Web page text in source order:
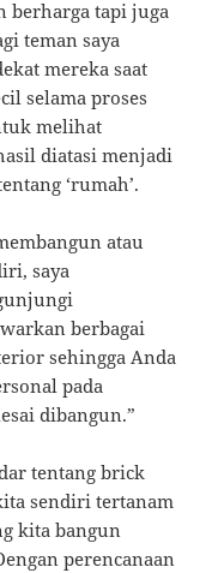
berharga tapi juga
teman saya
mereka saat
selama proses
melihat
diatasi menjadi
‘rumah’.
atau
saya
berbagai
sehingga Anda
pada
dibangun.”
tentang brick
sendiri tertanam
kita bangun
perencanaan